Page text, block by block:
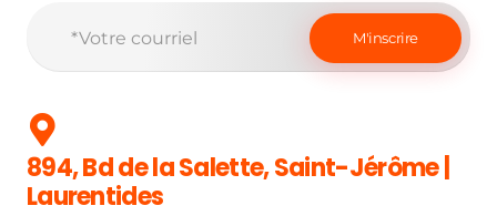
894, Bd de la Salette, Saint-Jérôme |
Laurentides